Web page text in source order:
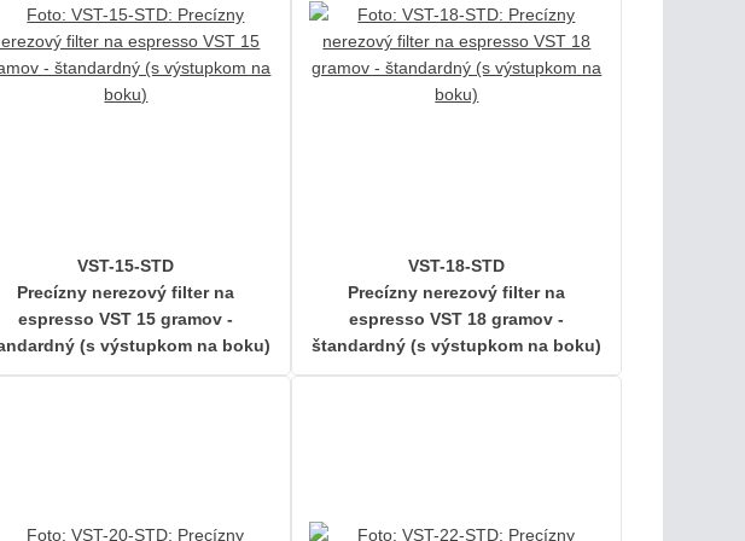
VST-15-STD
Precízny nerezový filter na
espresso VST 15 gramov -
(s výstupkom na boku)
VST-18-STD
Precízny nerezový filter na
espresso VST 18 gramov -
štandardný (s výstupkom na boku)